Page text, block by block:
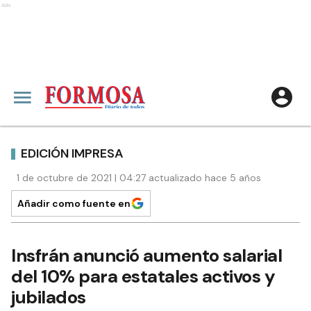
Ads
EDICIÓN IMPRESA
1 de octubre de 2021 | 04:27 actualizado hace 5 años
Añadir como fuente en
Insfrán anunció aumento salarial
del 10% para estatales activos y
jubilados